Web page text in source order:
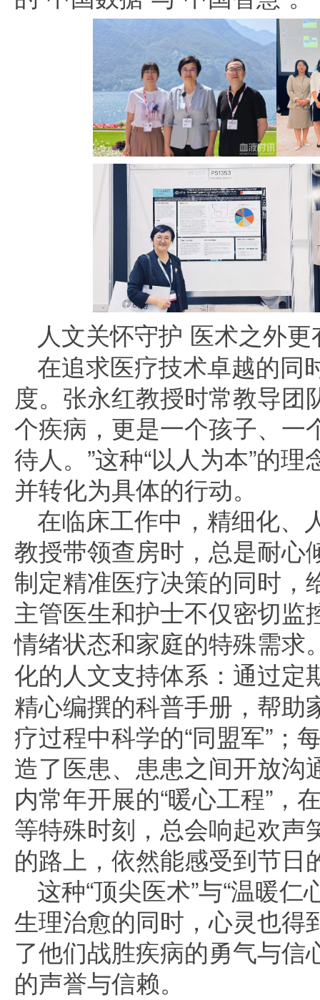
人文关怀守护 医术之外
在追求医疗技术卓越的同
度。张永红教授时常教导团
个疾病，更是一个孩子、一
待人。”这种“以人为本”的
并转化为具体的行动。
在临床工作中，精细化、
教授带领查房时，总是耐心
制定精准医疗决策的同时，
主管医生和护士不仅密切监
情绪状态和家庭的特殊需求
化的人文支持体系 ：通过
精心编撰的科普手册，帮助
疗过程中科学的“同盟军”；
造了医患、患患之间开放沟
内常年开展的“暖心工程”，
等特殊时刻，总会响起欢声
的路上，依然能感受到节日
这种“顶尖医术”与“温暖
生理治愈的同时，心灵也得
了他们战胜疾病的勇气与
的声誉与信赖。